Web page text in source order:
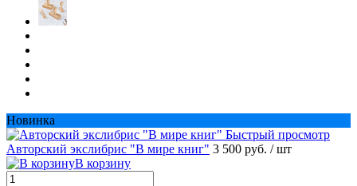
Новинка
Быстрый просмотр
Авторский экслибрис "В мире книг" 3 500 руб. / шт
В корзину